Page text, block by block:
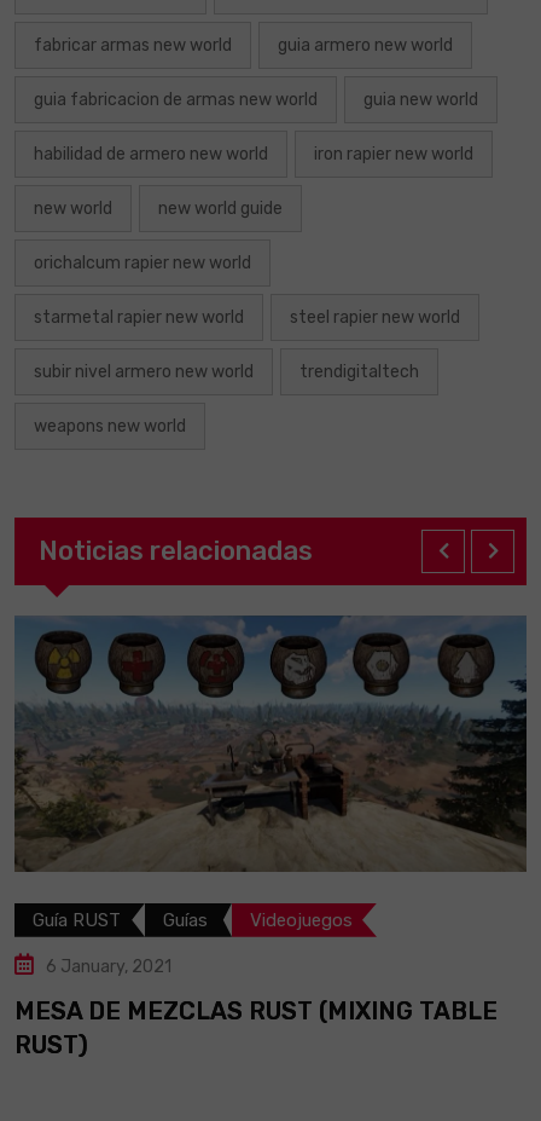
fabricar armas new world guia armero new world
guia fabricacion de armas new world guia new world
habilidad de armero new world iron rapier new world
new world new world guide
orichalcum rapier new world
starmetal rapier new world steel rapier new world
subir nivel armero new world trendigitaltech
weapons new world
Noticias relacionadas
Guía RUST Guías Videojuegos
6 January, 2021
MESA DE MEZCLAS RUST (MIXING TABLE
RUST)